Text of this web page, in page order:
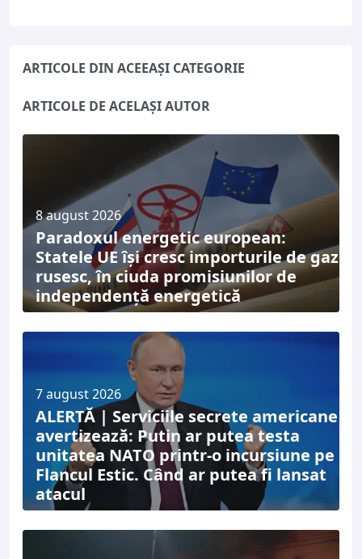
ARTICOLE DIN ACEEAȘI CATEGORIE
ARTICOLE DE ACELAȘI AUTOR
8 august 2026
Paradoxul energetic european:
Statele UE își cresc importurile de gaz
rusesc, în ciuda promisiunilor de
independență energetică
7 august 2026
ALERTĂ | Serviciile secrete americane
avertizează: Putin ar putea testa
unitatea NATO printr-o incursiune pe
Flancul Estic. Când ar putea fi lansat
atacul